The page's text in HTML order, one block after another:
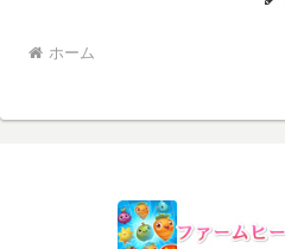
ホーム